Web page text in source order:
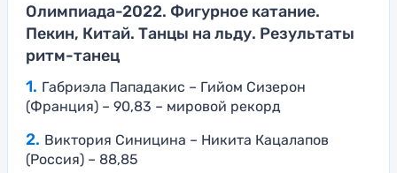
Олимпиада-2022. Фигурное катание.
Пекин, Китай. Танцы на льду. Результаты
ритм-танец
Габриэла Пападакис – Гийом Сизерон
(Франция) – 90,83 – мировой рекорд
Виктория Синицина – Никита Кацалапов
(Россия) – 88,85